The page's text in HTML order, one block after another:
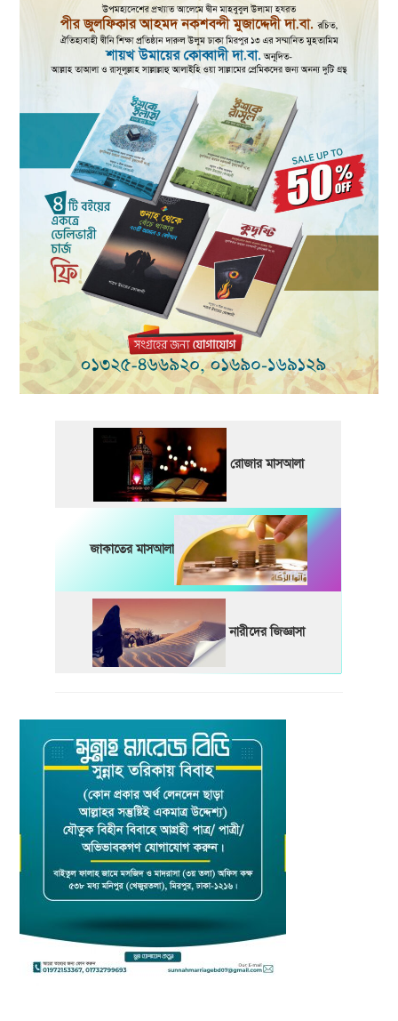
রোজার মাসআলা
জাকাতের মাসআলা
নারীদের জিজ্ঞাসা